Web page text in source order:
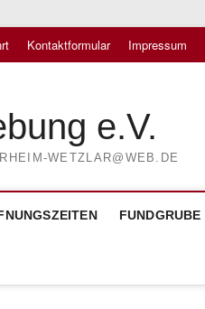
Kontaktformular Impressum
e.V.
WETZLAR@WEB.DE
FUNDGRUBE